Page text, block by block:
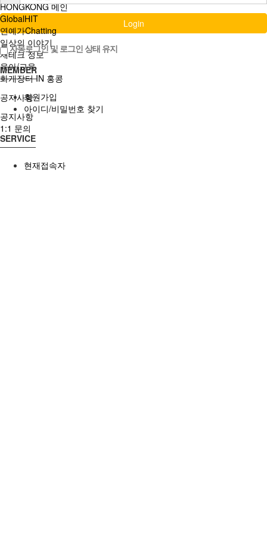
HONGKONG 메인
GlobalHIT
연예가Chatting
일상의 이야기
재테크 정보
육아/교육
화개장터 IN 홍콩
공지사항
공지사항
1:1 문의
Login
자동로그인 및 로그인 상태 유지
MEMBER
회원가입
아이디/비밀번호 찾기
SERVICE
현재접속자